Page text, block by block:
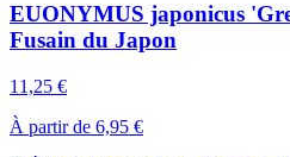
EUONYMUS japonicus
Fusain du Japon
11,25 €
À partir de 6,95 €